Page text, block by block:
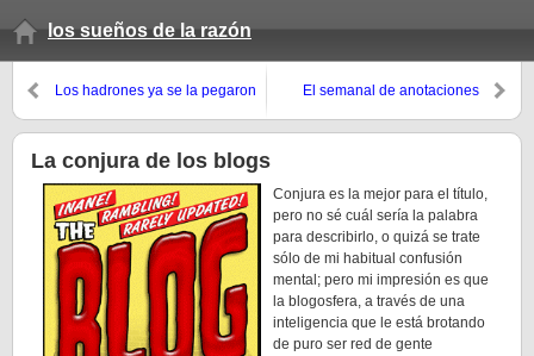
los sueños de la razón
Los hadrones ya se la pegaron
El semanal de anotaciones
La conjura de los blogs
Conjura es la mejor para el título,
pero no sé cuál sería la palabra
para describirlo, o quizá se trate
sólo de mi habitual confusión
mental; pero mi impresión es que
la blogosfera, a través de una
inteligencia que le está brotando
de puro ser red de gente